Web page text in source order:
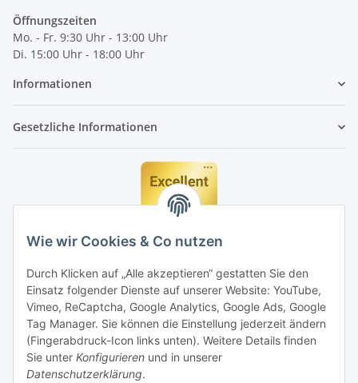
Wie wir Cookies & Co nutzen
Durch Klicken auf „Alle akzeptieren“ gestatten Sie den
Einsatz folgender Dienste auf unserer Website: YouTube,
Vimeo, ReCaptcha, Google Analytics, Google Ads, Google
Tag Manager. Sie können die Einstellung jederzeit ändern
(Fingerabdruck-Icon links unten). Weitere Details finden
Sie unter Konfigurieren und in unserer
Datenschutzerklärung.
Öffnungszeiten
Mo. - Fr. 9:30 Uhr - 13:00 Uhr
Di. 15:00 Uhr - 18:00 Uhr
Informationen
Gesetzliche Informationen